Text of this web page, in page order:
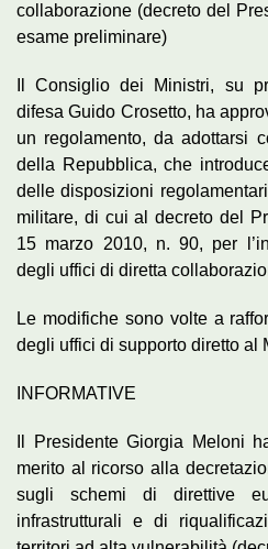
collaborazione (decreto del
esame preliminare)
Il Consiglio dei Ministri, su
difesa Guido Crosetto, ha
un regolamento, da adottarsi
della Repubblica, che
delle disposizioni
militare, di cui al decreto del
15 marzo 2010, n. 90, per
degli uffici di diretta
Le modifiche sono volte a
degli uffici di supporto diretto al
INFORMATIVE
Il Presidente Giorgia Meloni
merito al ricorso alla
sugli schemi di direttive
infrastrutturali e di